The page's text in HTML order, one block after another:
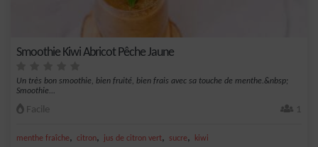
Smoothie Kiwi Abricot Pêche Jaune
Un très bon smoothie, bien fruité, bien frais avec sa touche de menthe.&nbsp;
Smoothie...
Facile 1
menthe fraîche, citron, jus de citron vert, sucre, kiwi